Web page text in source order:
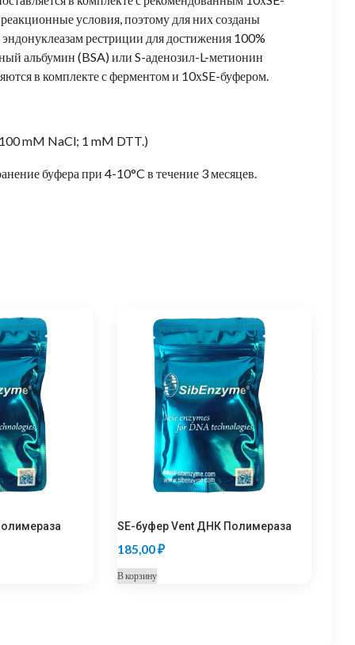
условия, поэтому для них созданы
рестриции для достижения 100%
альбумин (BSA) или S-аденозил-L-метионин
в комплекте с ферментом и 10хSE-буфером.
mM NaCl; 1 mM DTT.)
буфера при 4-10°C в течение 3 месяцев.
SE-буфер Vent ДНК Полимераза
185,00₽
В корзину